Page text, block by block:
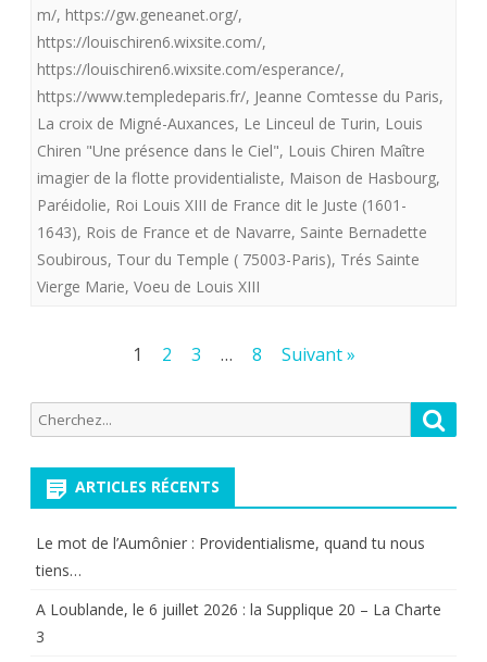
présence
dans
le
Ciel
m/, https://gw.geneanet.org/,
https://louischiren6.wixsite.com/,
https://louischiren6.wixsite.com/esperance/,
https://www.templedeparis.fr/, Jeanne Comtesse du Paris,
La croix de Migné-Auxances, Le Linceul de Turin, Louis
Chiren "Une présence dans le Ciel", Louis Chiren Maître
imagier de la flotte providentialiste, Maison de Hasbourg,
Paréidolie, Roi Louis XIII de France dit le Juste (1601-
1643), Rois de France et de Navarre, Sainte Bernadette
Soubirous, Tour du Temple ( 75003-Paris), Trés Sainte
Vierge Marie, Voeu de Louis XIII
publications
1 2 3 … 8 Suivant »
Recherche
pour:
ARTICLES RÉCENTS
Le mot de l’Aumônier : Providentialisme, quand tu nous
tiens…
A Loublande, le 6 juillet 2026 : la Supplique 20 – La Charte
3